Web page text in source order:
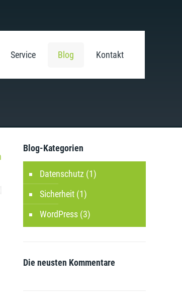
Service Blog Kontakt
Blog-Kategorien
Datenschutz (1)
Sicherheit(1)
WordPress(3)
Die neusten Kommentare